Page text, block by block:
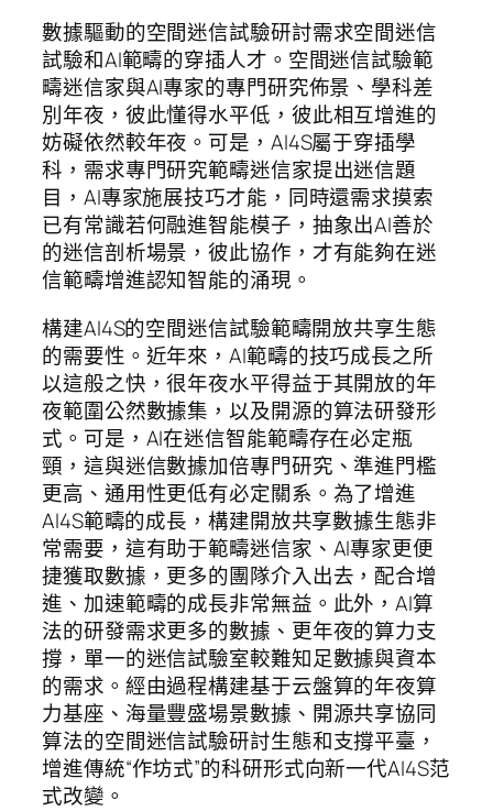
數據驅動的空間迷信試驗研討需求空間迷信
試驗和AI範疇的穿插人才。空間迷信試驗範
疇迷信家與AI專家的專門研究佈景、學科差
別年夜，彼此懂得水平低，彼此相互增進的
妨礙依然較年夜。可是，AI4S屬于穿插學
科，需求專門研究範疇迷信家提出迷信題
目，AI專家施展技巧才能，同時還需求摸索
已有常識若何融進智能模子，抽象出AI善於
的迷信剖析場景，彼此協作，才有能夠在迷
信範疇增進認知智能的涌現。
構建AI4S的空間迷信試驗範疇開放共享生態
的需要性。近年來，AI範疇的技巧成長之所
以這般之快，很年夜水平得益于其開放的年
夜範圍公然數據集，以及開源的算法研發形
式。可是，AI在迷信智能範疇存在必定瓶
頸，這與迷信數據加倍專門研究、準進門檻
更高、通用性更低有必定關系。為了增進
AI4S範疇的成長，構建開放共享數據生態非
常需要，這有助于範疇迷信家、AI專家更便
捷獲取數據，更多的團隊介入出去，配合增
進、加速範疇的成長非常無益。此外，AI算
法的研發需求更多的數據、更年夜的算力支
撐，單一的迷信試驗室較難知足數據與資本
的需求。經由過程構建基于云盤算的年夜算
力基座、海量豐盛場景數據、開源共享協同
算法的空間迷信試驗研討生態和支撐平臺，
增進傳統“作坊式”的科研形式向新一代AI4S范
式改變。